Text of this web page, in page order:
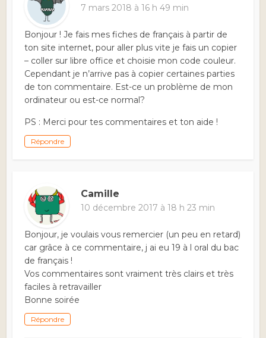
7 mars 2018 à 16 h 49 min
Bonjour ! Je fais mes fiches de français à partir de
ton site internet, pour aller plus vite je fais un copier
– coller sur libre office et choisie mon code couleur.
Cependant je n’arrive pas à copier certaines parties
de ton commentaire. Est-ce un problème de mon
ordinateur ou est-ce normal?
PS : Merci pour tes commentaires et ton aide !
Répondre
Camille
10 décembre 2017 à 18 h 23 min
Bonjour, je voulais vous remercier (un peu en retard)
car grâce à ce commentaire, j ai eu 19 à l oral du bac
de français !
Vos commentaires sont vraiment très clairs et très
faciles à retravailler
Bonne soirée
Répondre